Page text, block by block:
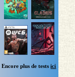
Encore plus de testsici